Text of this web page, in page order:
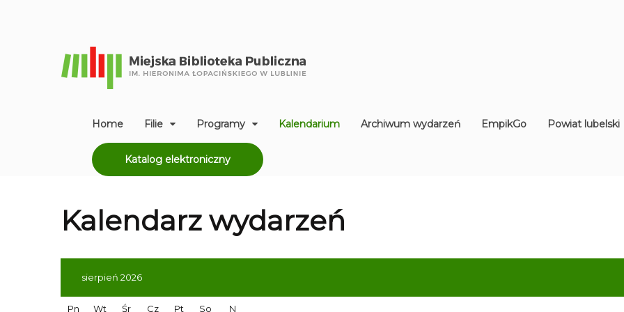
Home Filie Programy Kalendarium Archiwum wydarzeń EmpikGo Powiat lubelski
Katalog elektroniczny
Kalendarz wydarzeń
sierpień 2026
Pn Wt Śr Cz Pt So N